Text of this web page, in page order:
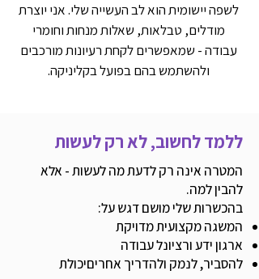
לשפה יישומית הוא לב העשייה שלי. אני יוצרת
מודלים, טבלאות, שאלות מנחות וחומרי
עבודה - שמאפשרים לקחת רעיונות מורכבים
ולהשתמש בהם בפועל בקליניקה.
ללמד לחשוב, לא רק לעשות
המטרה אינה רק לדעת מה לעשות - אלא
להבין למה.
בהכשרות שלי מושם דגש על:
המשגה מקצועית מדויקת
ארגון ידע ורציונל עבודה
להסביר, לנמק ולהדריך אחריםיכולת